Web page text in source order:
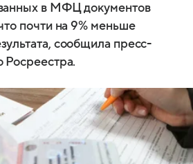
в МФЦ документов
почти на 9% меньше
сообщила пресс-
Росреестра.